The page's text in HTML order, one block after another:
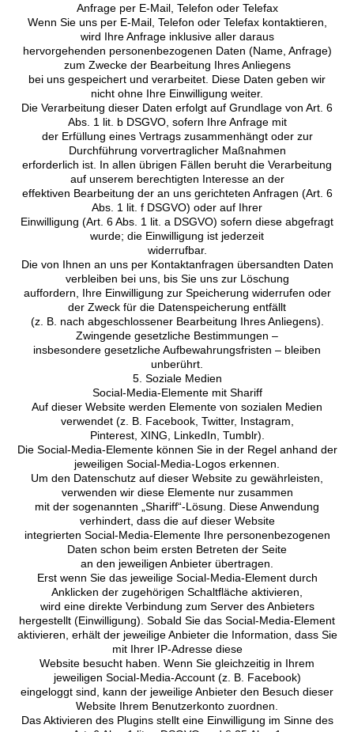
Anfrage per E-Mail, Telefon oder Telefax
Wenn Sie uns per E-Mail, Telefon oder Telefax kontaktieren,
wird Ihre Anfrage inklusive aller daraus
hervorgehenden personenbezogenen Daten (Name, Anfrage)
zum Zwecke der Bearbeitung Ihres Anliegens
bei uns gespeichert und verarbeitet. Diese Daten geben wir
nicht ohne Ihre Einwilligung weiter.
Die Verarbeitung dieser Daten erfolgt auf Grundlage von Art. 6
Abs. 1 lit. b DSGVO, sofern Ihre Anfrage mit
der Erfüllung eines Vertrags zusammenhängt oder zur
Durchführung vorvertraglicher Maßnahmen
erforderlich ist. In allen übrigen Fällen beruht die Verarbeitung
auf unserem berechtigten Interesse an der
effektiven Bearbeitung der an uns gerichteten Anfragen (Art. 6
Abs. 1 lit. f DSGVO) oder auf Ihrer
Einwilligung (Art. 6 Abs. 1 lit. a DSGVO) sofern diese abgefragt
wurde; die Einwilligung ist jederzeit
widerrufbar.
Die von Ihnen an uns per Kontaktanfragen übersandten Daten
verbleiben bei uns, bis Sie uns zur Löschung
auffordern, Ihre Einwilligung zur Speicherung widerrufen oder
der Zweck für die Datenspeicherung entfällt
(z. B. nach abgeschlossener Bearbeitung Ihres Anliegens).
Zwingende gesetzliche Bestimmungen –
insbesondere gesetzliche Aufbewahrungsfristen – bleiben
unberührt.
5. Soziale Medien
Social-Media-Elemente mit Shariff
Auf dieser Website werden Elemente von sozialen Medien
verwendet (z. B. Facebook, Twitter, Instagram,
Pinterest, XING, LinkedIn, Tumblr).
Die Social-Media-Elemente können Sie in der Regel anhand der
jeweiligen Social-Media-Logos erkennen.
Um den Datenschutz auf dieser Website zu gewährleisten,
verwenden wir diese Elemente nur zusammen
mit der sogenannten „Shariff“-Lösung. Diese Anwendung
verhindert, dass die auf dieser Website
integrierten Social-Media-Elemente Ihre personenbezogenen
Daten schon beim ersten Betreten der Seite
an den jeweiligen Anbieter übertragen.
Erst wenn Sie das jeweilige Social-Media-Element durch
Anklicken der zugehörigen Schaltfläche aktivieren,
wird eine direkte Verbindung zum Server des Anbieters
hergestellt (Einwilligung). Sobald Sie das Social-Media-Element
aktivieren, erhält der jeweilige Anbieter die Information, dass Sie
mit Ihrer IP-Adresse diese
Website besucht haben. Wenn Sie gleichzeitig in Ihrem
jeweiligen Social-Media-Account (z. B. Facebook)
eingeloggt sind, kann der jeweilige Anbieter den Besuch dieser
Website Ihrem Benutzerkonto zuordnen.
Das Aktivieren des Plugins stellt eine Einwilligung im Sinne des